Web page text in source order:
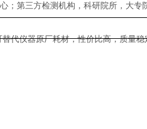
；第三方检测机构，科研院所，大
代仪器原厂耗材，性价比高，质量稳